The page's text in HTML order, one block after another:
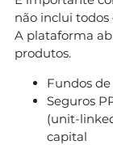
não inclui todos
A plataforma
produtos.
Fundos
Seguros
(unit-
capital